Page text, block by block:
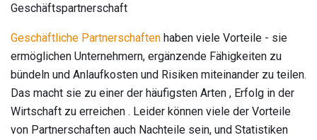
Geschäftspartnerschaft
Geschäftliche Partnerschaften haben viele Vorteile - sie
ermöglichen Unternehmern, ergänzende Fähigkeiten zu
bündeln und Anlaufkosten und Risiken miteinander zu teilen.
Das macht sie zu einer der häufigsten Arten , Erfolg in der
Wirtschaft zu erreichen . Leider können viele der Vorteile
von Partnerschaften auch Nachteile sein, und Statistiken